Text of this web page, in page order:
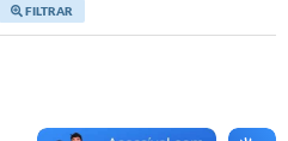
FILTRAR